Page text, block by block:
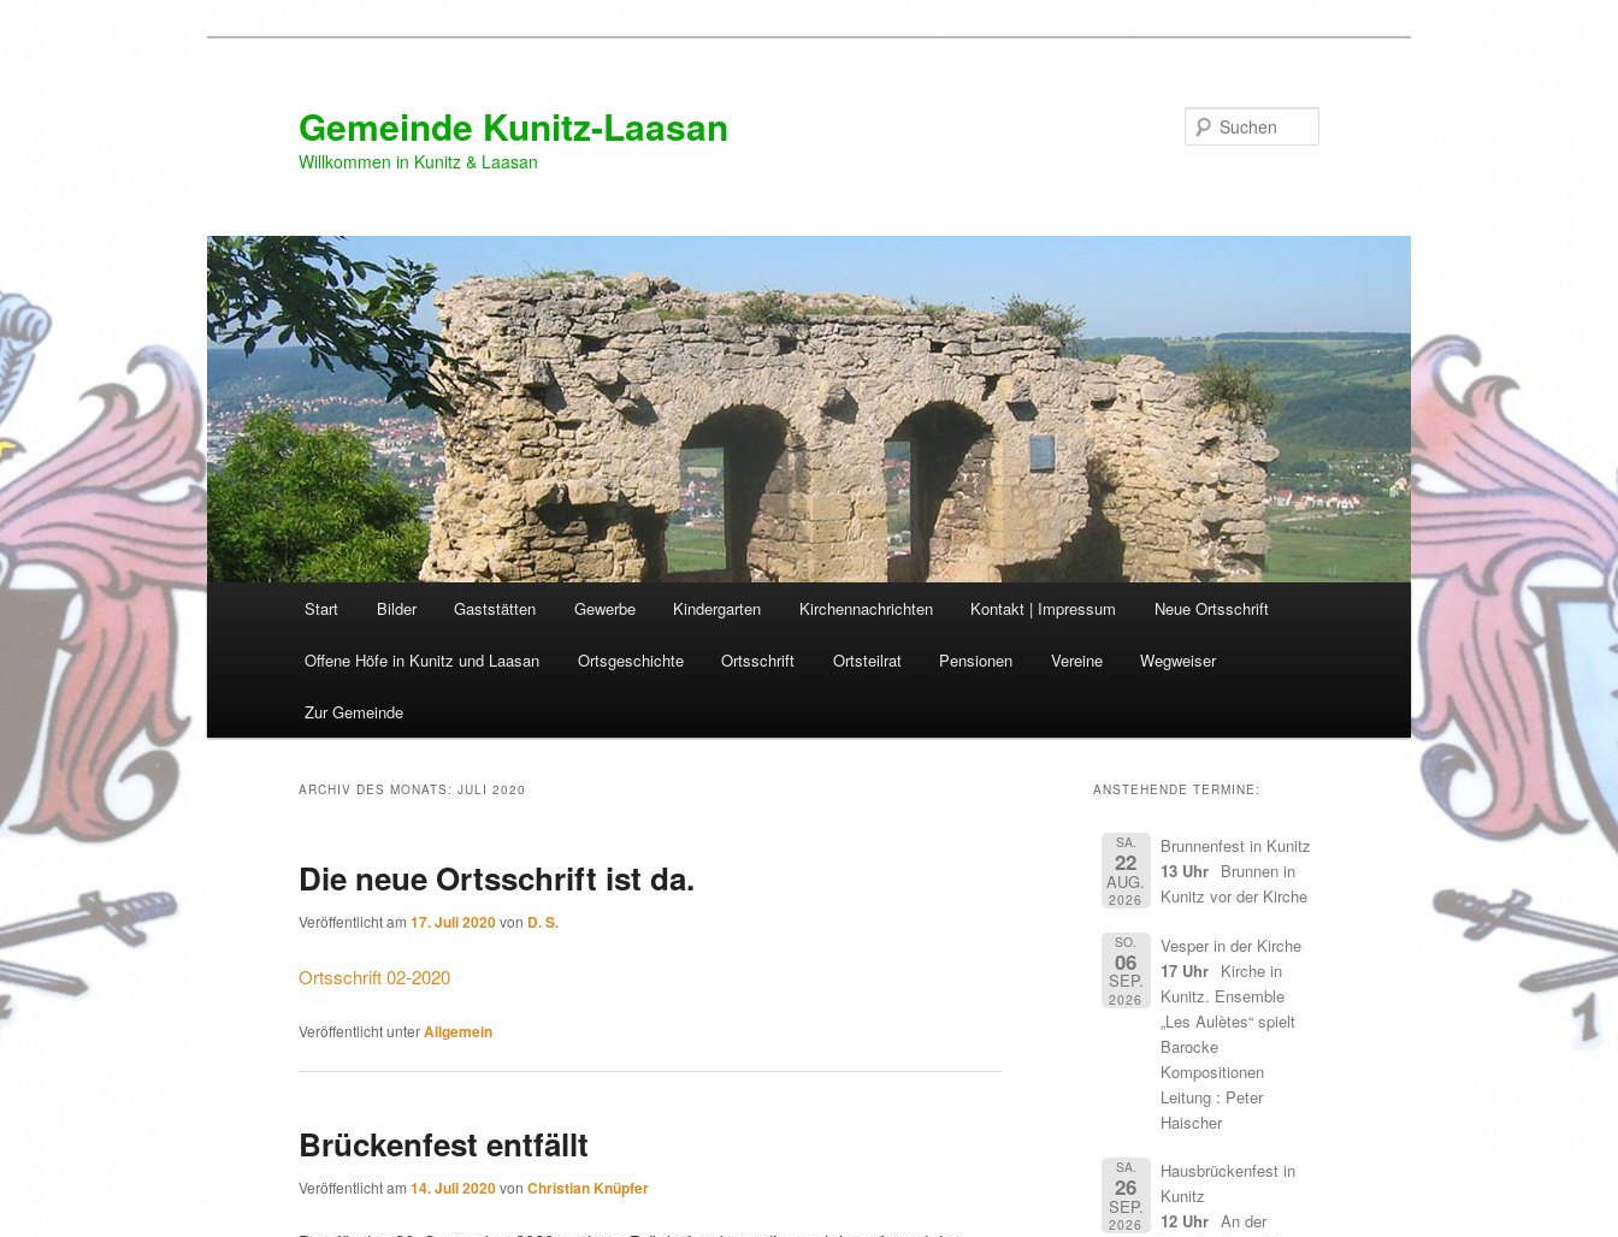
Gemeinde Kunitz-Laasan
Willkommen in Kunitz & Laasan
Start Bilder Gaststätten Gewerbe Kindergarten Kirchennachrichten Kontakt | Impressum Neue Ortsschrift
Offene Höfe in Kunitz und Laasan Ortsgeschichte Ortsschrift Ortsteilrat Pensionen Vereine Wegweiser
Zur Gemeinde
ARCHIV DES MONATS: JULI 2020
Die neue Ortsschrift ist da.
Veröffentlicht am 17. Juli 2020von D. S.
Ortsschrift 02-2020
Veröffentlicht unterAllgemein
Brückenfest entfällt
Veröffentlicht am 14. Juli 2020von Christian Knüpfer
ANSTEHENDE TERMINE:
SA.
22
AUG.
2026
Brunnenfest in Kunitz
13 Uhr Brunnen in
Kunitz vor der Kirche
SO.
06
SEP.
2026
Vesper in der Kirche
17 Uhr Kirche in
Kunitz. Ensemble
„Les Aulètes“ spielt
Barocke
Kompositionen
Leitung : Peter
Haischer
SA.
26
SEP.
2026
Hausbrückenfest in
Kunitz
12 Uhr An der